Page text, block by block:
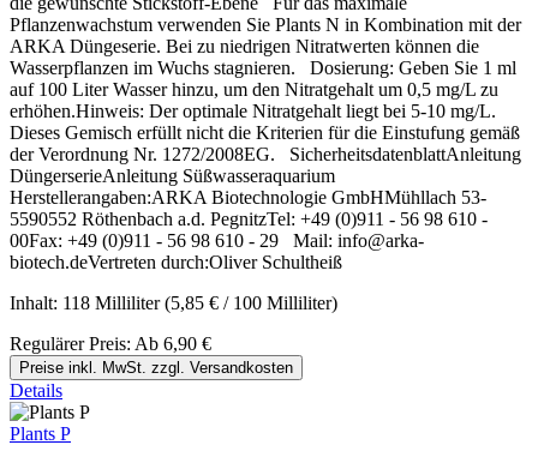
Pflanzenwachstum verwenden Sie Plants N in Kombination mit der
ARKA Düngeserie. Bei zu niedrigen Nitratwerten können die
Wasserpflanzen im Wuchs stagnieren. Dosierung: Geben Sie 1 ml
auf 100 Liter Wasser hinzu, um den Nitratgehalt um 0,5 mg/L zu
erhöhen.Hinweis: Der optimale Nitratgehalt liegt bei 5-10 mg/L.
Dieses Gemisch erfüllt nicht die Kriterien für die Einstufung gemäß
der Verordnung Nr. 1272/2008EG. SicherheitsdatenblattAnleitung
DüngerserieAnleitung Süßwasseraquarium
Herstellerangaben:ARKA Biotechnologie GmbHMühllach 53-
5590552 Röthenbach a.d. PegnitzTel: +49 (0)911 - 56 98 610 -
00Fax: +49 (0)911 - 56 98 610 - 29 Mail: info@arka-
biotech.deVertreten durch:Oliver Schultheiß
Inhalt: 118 Milliliter(5,85 € / 100 Milliliter)
Regulärer Preis: Ab 6,90 €
Preise inkl. MwSt. zzgl. Versandkosten
Details
Plants P